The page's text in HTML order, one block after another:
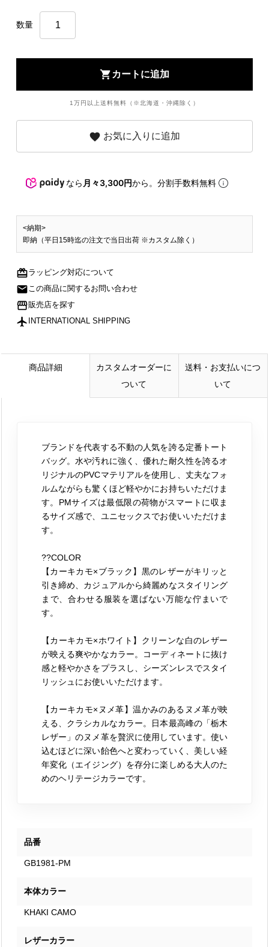
数量
shopping_cart カートに追加
1万円以上送料無料（※北海道・沖縄除く）
favorite お気に入りに追加
なら 月々3,300円から。分割手数料無料
<納期>
即納（平日15時迄の注文で当日出荷 ※カスタム除く）
redeemラッピング対応について
mailこの商品に関するお問い合わせ
storefront販売店を探す
flight INTERNATIONAL SHIPPING
商品詳細
カスタムオーダーに
ついて
送料・お支払いにつ
いて
ブランドを代表する不動の人気を誇る定番トート
バッグ。水や汚れに強く、優れた耐久性を誇るオ
リジナルのPVCマテリアルを使用し、丈夫なフォ
ルムながらも驚くほど軽やかにお持ちいただけま
す。PMサイズは最低限の荷物がスマートに収ま
るサイズ感で、ユニセックスでお使いいただけま
す。
??COLOR
【カーキカモ×ブラック】黒のレザーがキリッと
引き締め、カジュアルから綺麗めなスタイリング
まで、合わせる服装を選ばない万能な佇まいで
す。
【カーキカモ×ホワイト】クリーンな白のレザー
が映える爽やかなカラー。コーディネートに抜け
感と軽やかさをプラスし、シーズンレスでスタイ
リッシュにお使いいただけます。
【カーキカモ×ヌメ革】温かみのあるヌメ革が映
える、クラシカルなカラー。日本最高峰の「栃木
レザー」のヌメ革を贅沢に使用しています。使い
込むほどに深い飴色へと変わっていく、美しい経
年変化（エイジング）を存分に楽しめる大人のた
めのヘリテージカラーです。
品番
GB1981-PM
本体カラー
KHAKI CAMO
レザーカラー